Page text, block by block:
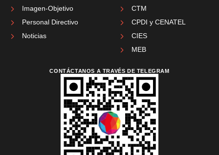
Imagen-Objetivo
Personal Directivo
Noticias
CTM
CPDI y CENATEL
CIES
MEB
CONTÁCTANOS A TRAVÉS DE TELEGRAM